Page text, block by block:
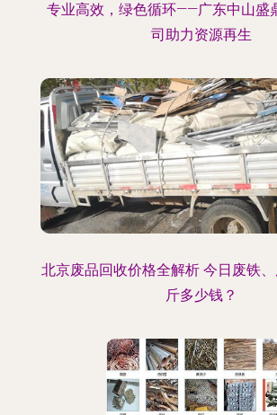
专业高效，绿色循环——广东中山盛
司助力资源再生
北京废品回收价格全解析 今日废铁
斤多少钱？